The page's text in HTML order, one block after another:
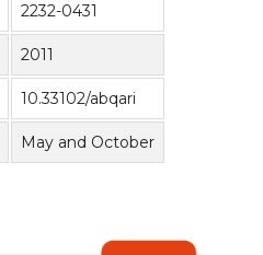
2232-0431
2011
10.33102/abqari
May and October